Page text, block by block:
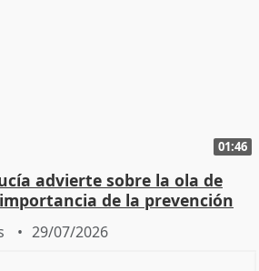
01:46
advierte sobre la ola de
de la prevención
29/07/2026